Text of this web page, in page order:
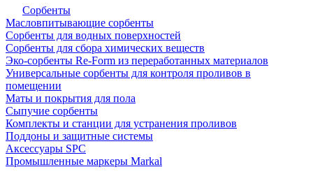
Сорбенты
Масловпитывающие сорбенты
Сорбенты для водных поверхностей
Сорбенты для сбора химических веществ
Эко-сорбенты Re-Form из переработанных материалов
Универсальные сорбенты для контроля проливов в
помещении
Маты и покрытия для пола
Сыпучие сорбенты
Комплекты и станции для устранения проливов
Поддоны и защитные системы
Аксессуары SPC
Промышленные маркеры Markal